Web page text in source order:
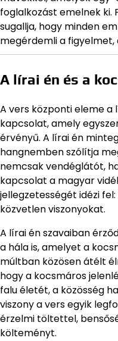
foglalkozást emelnek ki.
sugallja, hogy minden
megérdemli a figyelmet,
A lírai én és a
A vers központi eleme a
kapcsolat, amely
érvényű. A lírai én
hangnemben szólítja
nemcsak vendéglátót,
kapcsolat a magyar
jellegzetességét idézi
közvetlen viszonyokat.
A lírai én szavaiban
a hála is, amelyet a
múltban közösen átélt
hogy a kocsmáros
falu életét, a közösség
viszony a vers egyik
érzelmi töltettel,
költeményt.